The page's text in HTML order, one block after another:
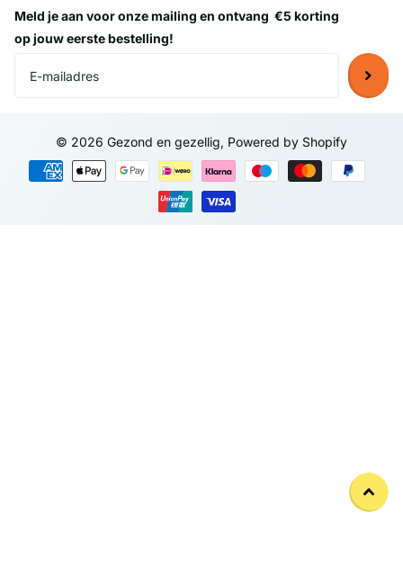
Meld je aan voor onze mailing en ontvang €5 korting
op jouw eerste bestelling!
© 2026 Gezond en gezellig, Powered by Shopify